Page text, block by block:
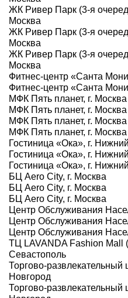
ЖК Ривер Парк (3-я
Москва
ЖК Ривер Парк (3-я
Москва
ЖК Ривер Парк (3-я
Москва
Фитнес-центр «Санта
Фитнес-центр «Санта
МФК Пять планет, г. Москва
МФК Пять планет, г. Москва
МФК Пять планет, г. Москва
МФК Пять планет, г. Москва
Гостиница «Ока», г.
Гостиница «Ока», г.
Гостиница «Ока», г.
БЦ Aero City, г. Москва
БЦ Aero City, г. Москва
БЦ Aero City, г. Москва
Центр Обслуживания
Центр Обслуживания
Центр Обслуживания
ТЦ LAVANDA Fashion Mall
Севастополь
Торгово-
Новгород
Торгово-